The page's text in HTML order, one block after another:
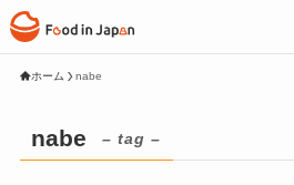
ホーム nabe
nabe – tag –